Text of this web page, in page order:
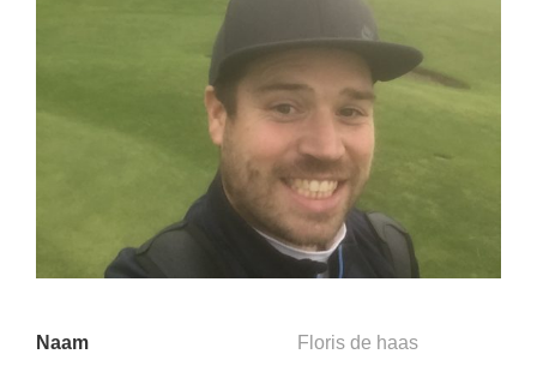
Naam Floris de haas